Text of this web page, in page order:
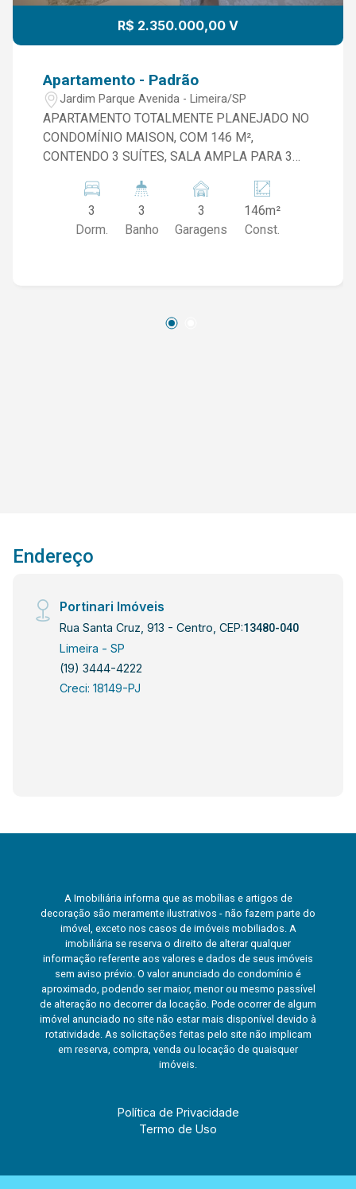
R$ 2.350.000,00 V
Apartamento - Padrão
Jardim Parque Avenida - Limeira/SP
APARTAMENTO TOTALMENTE PLANEJADO NO
CONDOMÍNIO MAISON, COM 146 M²,
CONTENDO 3 SUÍTES, SALA AMPLA PARA 3
LAVABO, VARANDA GOURMET E LAVANDERIA.
IMÓVEL COM SOL DA MANHÃ E 3 VAGAS DE
GARAGEM. SERÁ ENTREGUE TOTALMENTE
3
Dorm.
3
Banho
3
Garagens
146m²
Const.
Endereço
Portinari Imóveis
Rua Santa Cruz, 913 - Centro, CEP:13480-040
Limeira - SP
(19) 3444-4222
Creci: 18149-PJ
A Imobiliária informa que as mobílias e artigos de
decoração são meramente ilustrativos - não fazem parte do
imóvel, exceto nos casos de imóveis mobiliados. A
imobiliária se reserva o direito de alterar qualquer
informação referente aos valores e dados de seus imóveis
sem aviso prévio. O valor anunciado do condomínio é
aproximado, podendo ser maior, menor ou mesmo passível
de alteração no decorrer da locação. Pode ocorrer de algum
imóvel anunciado no site não estar mais disponível devido à
rotatividade. As solicitações feitas pelo site não implicam
em reserva, compra, venda ou locação de quaisquer
imóveis.
Política de Privacidade
Termo de Uso